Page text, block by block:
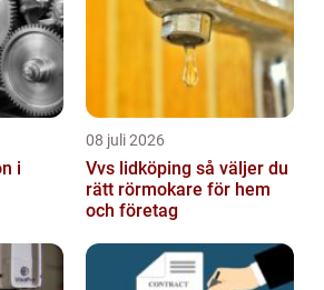
i
08 juli 2026
Vvs lidköping så väljer du
rätt rörmokare för hem
och företag